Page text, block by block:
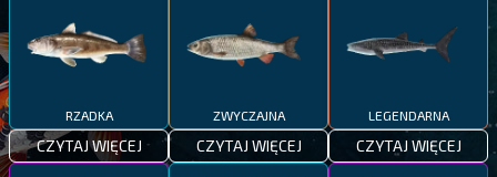
RZADKA
CZYTAJ WIĘCEJ
ZWYCZAJNA
CZYTAJ WIĘCEJ
LEGENDARNA
CZYTAJ WIĘCEJ